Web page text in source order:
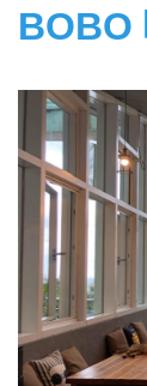
BOBO